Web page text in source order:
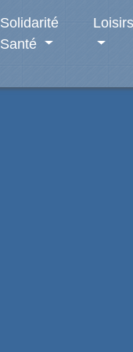
Solidarité
Santé
Loisirs